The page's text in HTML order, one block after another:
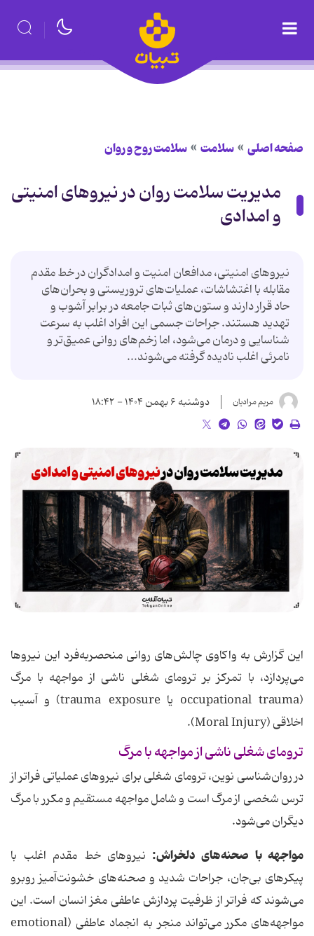
صفحه اصلی سلامت سلامت روح و روان
مدیریت سلامت روان در نیروهای امنیتی
و امدادی
نیروهای امنیتی، مدافعان امنیت و امدادگران در خط مقدم
مقابله با اغتشاشات، عملیات‌های تروریستی و بحران‌های
حاد قرار دارند و ستون‌های ثبات جامعه در برابر آشوب و
تهدید هستند. جراحات جسمی این افراد اغلب به سرعت
شناسایی و درمان می‌شود، اما زخم‌های روانی عمیق‌تر و
نامرئی اغلب نادیده گرفته می‌شوند...
مریم مرادیان دوشنبه ۶ بهمن ۱۴۰۴ - ۱۸:۴۲
این گزارش به واکاوی چالش‌های روانی منحصربه‌فرد این نیروها
می‌پردازد، با تمرکز بر ترومای شغلی ناشی از مواجهه با مرگ
(occupational trauma یا trauma exposure) و آسیب
اخلاقی (Moral Injury).
ترومای شغلی ناشی از مواجهه با مرگ
در روان‌شناسی نوین، ترومای شغلی برای نیروهای عملیاتی فراتر از
ترس شخصی از مرگ است و شامل مواجهه مستقیم و مکرر با مرگ
دیگران می‌شود.
مواجهه با صحنه‌های دلخراش: نیروهای خط مقدم اغلب با
پیکرهای بی‌جان، جراحات شدید و صحنه‌های خشونت‌آمیز روبرو
می‌شوند که فراتر از ظرفیت پردازش عاطفی مغز انسان است. این
مواجهه‌های مکرر می‌تواند منجر به انجماد عاطفی (emotional